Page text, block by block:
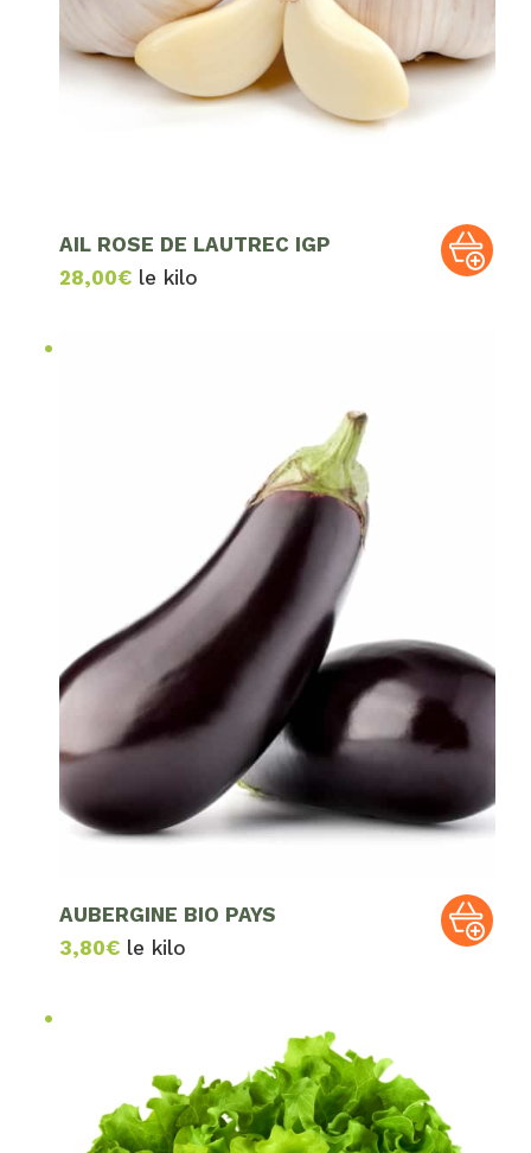
AIL ROSE DE LAUTREC IGP
28,00€ le kilo
AUBERGINE BIO PAYS
3,80€ le kilo